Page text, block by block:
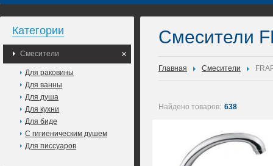
Категории
Смесители
Для раковины
Для ванны
Для душа
Для кухни
Для биде
С гигиеническим душем
Для писсуаров
Смесители
Главная Смесители
Найдено товаров: 638